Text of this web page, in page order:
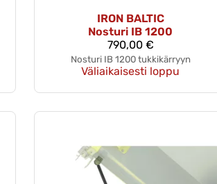
IRON BALTIC
Nosturi IB 1200
790,00 €
Nosturi IB 1200 tukkikärryyn
Väliaikaisesti loppu